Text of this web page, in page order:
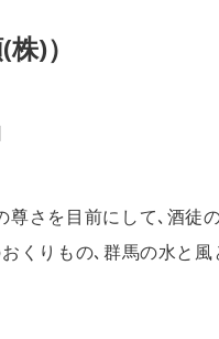
)）
尊さを目前にして､酒徒
くりもの､群馬の水と